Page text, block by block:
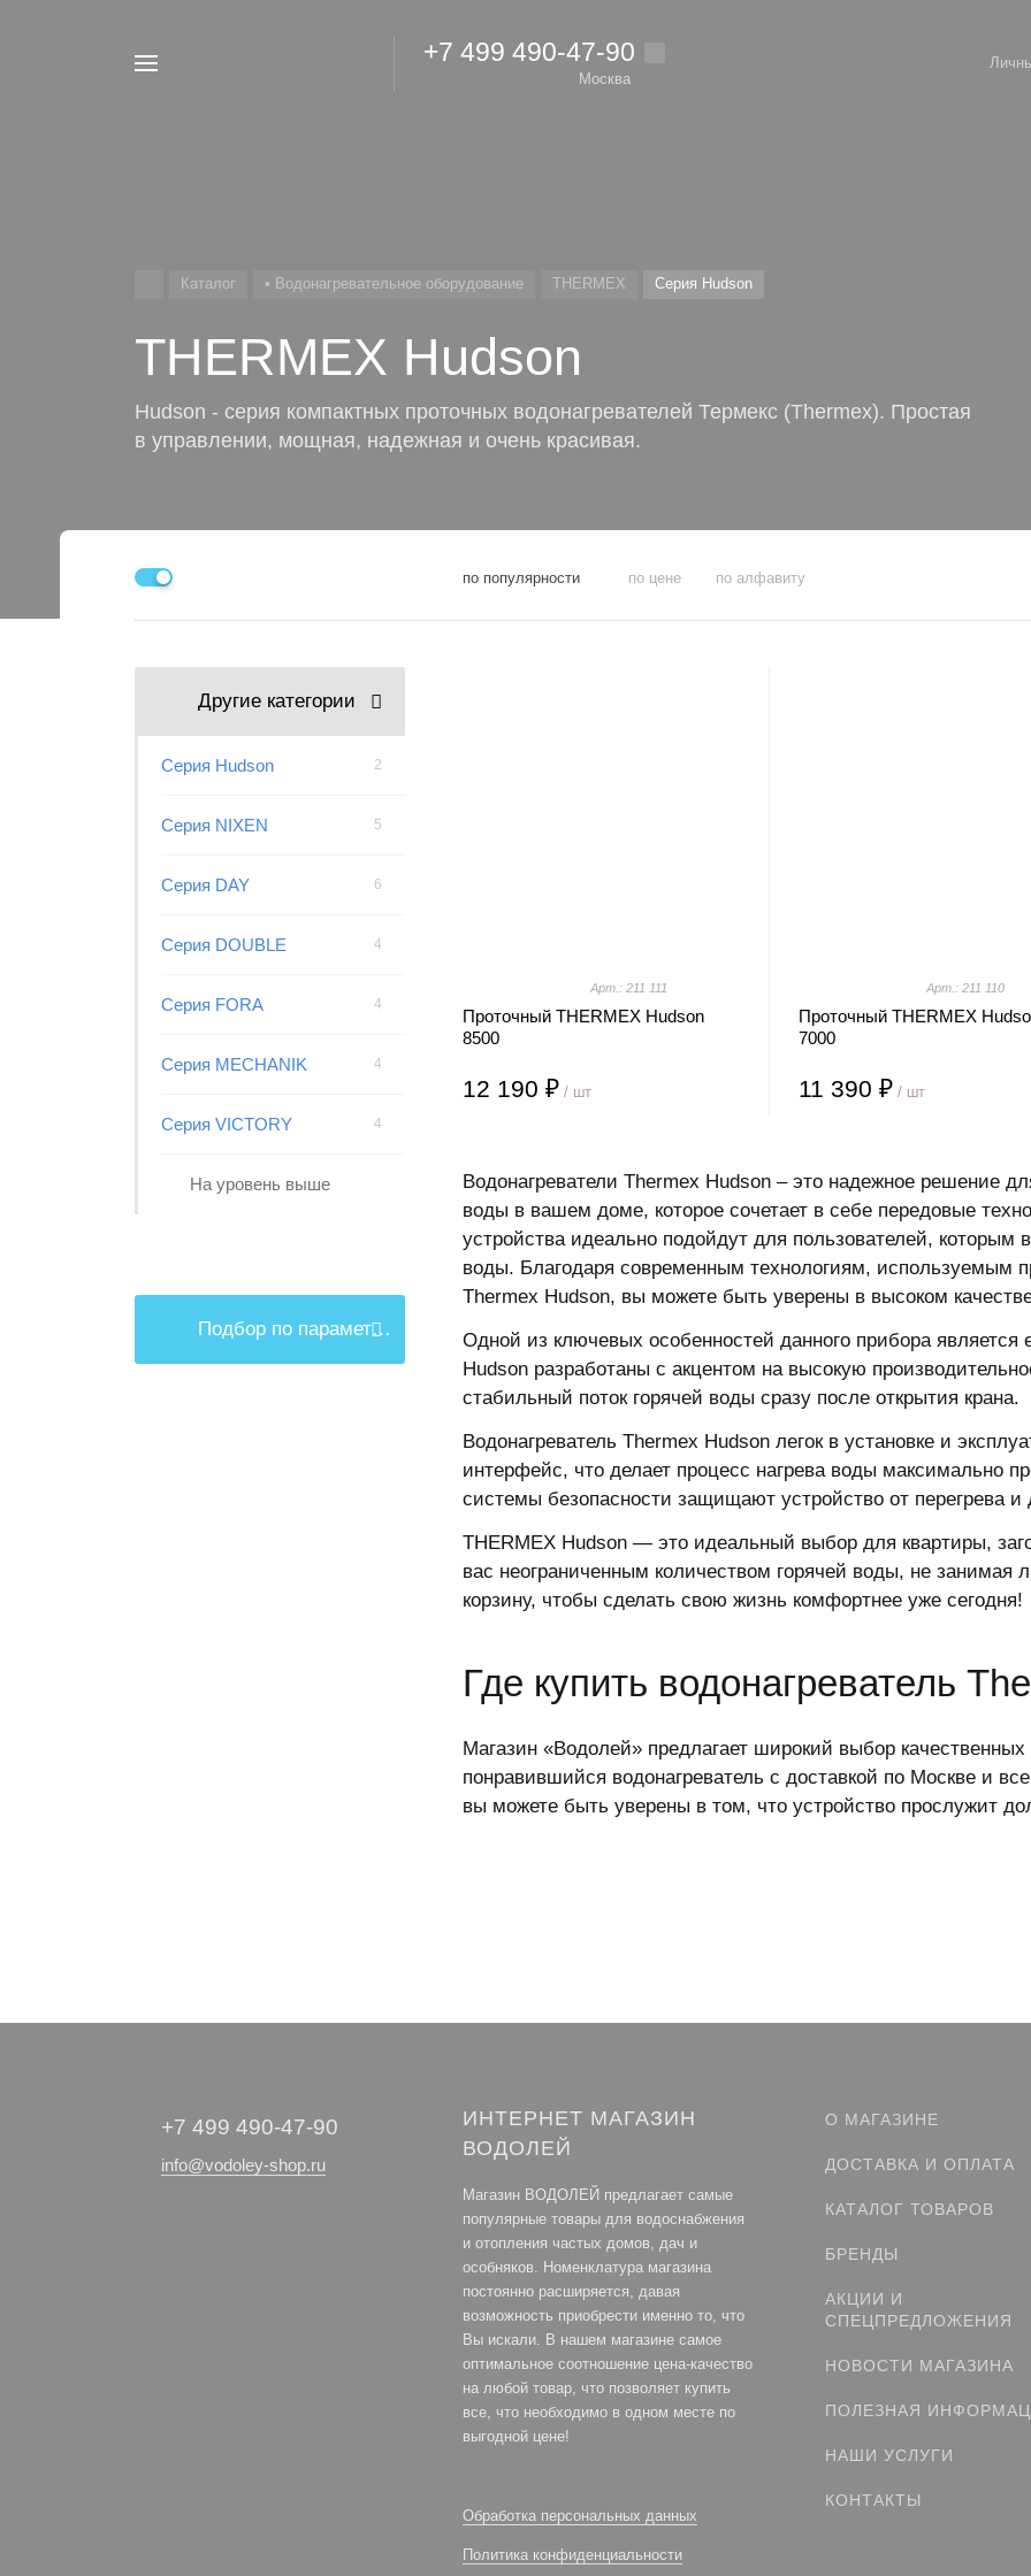
+7 499 490-47-90
Москва
Каталог • Водонагревательное оборудование THERMEX Серия Hudson
THERMEX Hudson
Hudson - серия компактных проточных водонагревателей Термекс (Thermex). Простая
в управлении, мощная, надежная и очень красивая.
по популярности по цене по алфавиту
Другие категории
Серия Hudson 2
Серия NIXEN 5
Серия DAY 6
Серия DOUBLE 4
Серия FORA 4
Серия MECHANIK 4
Серия VICTORY 4
На уровень выше
Подбор по параметрам
Арт.: 211 111
Проточный THERMEX Hudson
8500
12 190 ₽ / шт
Арт.: 211 110
Проточный THERMEX
7000
11 390 ₽/ шт
Водонагреватели Thermex Hudson – это надежное решение
воды в вашем доме, которое сочетает в себе передовые
устройства идеально подойдут для пользователей, которым
воды. Благодаря современным технологиям, используемым
Thermex Hudson, вы можете быть уверены в высоком
Одной из ключевых особенностей данного прибора является
Hudson разработаны с акцентом на высокую
стабильный поток горячей воды сразу после открытия крана.
Водонагреватель Thermex Hudson легок в установке и
интерфейс, что делает процесс нагрева воды максимально
системы безопасности защищают устройство от перегрева
THERMEX Hudson — это идеальный выбор для квартиры,
вас неограниченным количеством горячей воды, не занимая
корзину, чтобы сделать свою жизнь комфортнее уже сегодня!
Где купить водонагреватель
Магазин «Водолей» предлагает широкий выбор
понравившийся водонагреватель с доставкой по Москве и
вы можете быть уверены в том, что устройство прослужит
+7 499 490-47-90
info@vodoley-shop.ru
ИНТЕРНЕТ МАГАЗИН
ВОДОЛЕЙ
Магазин ВОДОЛЕЙ предлагает самые
популярные товары для водоснабжения
и отопления частых домов, дач и
особняков. Номенклатура магазина
постоянно расширяется, давая
возможность приобрести именно то, что
Вы искали. В нашем магазине самое
оптимальное соотношение цена-качество
на любой товар, что позволяет купить
все, что необходимо в одном месте по
выгодной цене!
Обработка персональных данных
Политика конфиденциальности
О МАГАЗИНЕ
ДОСТАВКА И ОПЛАТА
КАТАЛОГ ТОВАРОВ
БРЕНДЫ
АКЦИИ И
СПЕЦПРЕДЛОЖЕНИЯ
НОВОСТИ МАГАЗИНА
ПОЛЕЗНАЯ
НАШИ УСЛУГИ
КОНТАКТЫ